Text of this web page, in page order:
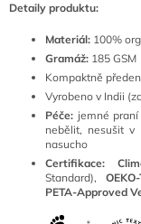
Detaily produktu:
Materiál: 100%
Gramáž: 185 GSM
Kompaktně
Vyrobeno v Indii
Péče: jemné
nebělit, nesušit v
nasucho
Certifikace:
Standard),
PETA-Approved